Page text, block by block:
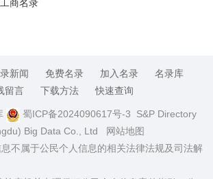
商名录
新闻 免费名录 加入名录
名录库
留言
下载方法 快速查询
蜀ICP备2024090617号-3 S&P Directory
Big Data Co., Ltd
网站地图
不属于公民个人信息的相关法律法规及司法解